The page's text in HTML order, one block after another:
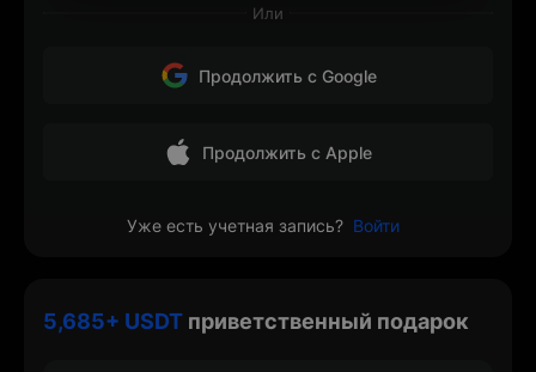
5,685+ USDT приветственный подарок
Или
Продолжить с Google
Продолжить с Apple
Уже есть учетная запись? Войти